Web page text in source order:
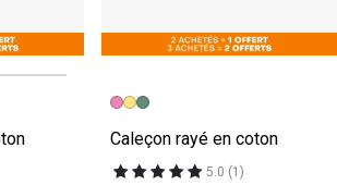
Caleçon rayé en coton
5.0 (1)